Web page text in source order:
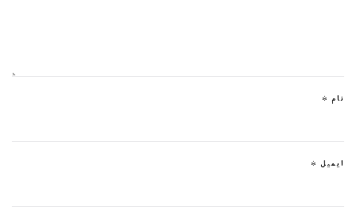
نام *
ایمیل *